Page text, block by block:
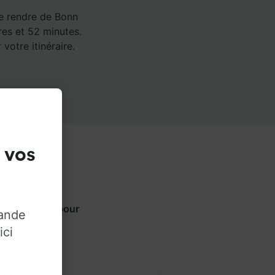
rendre de Bonn
et 52 minutes.
itinéraire.
ci-dessous pour